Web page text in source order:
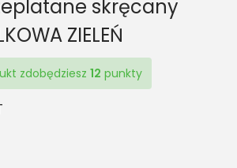
skręcany
ZIELEŃ
zdobędziesz 12 punkty